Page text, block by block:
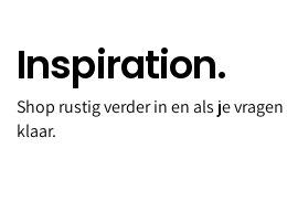
Delox 100ML
Inspiration.
Shop rustig verder in en als je
klaar.